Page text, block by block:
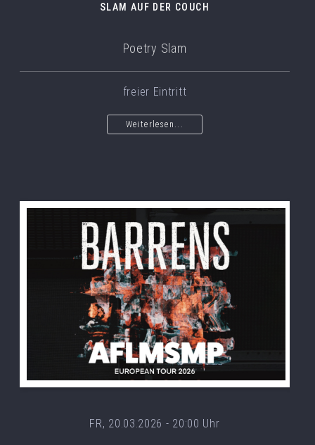
SLAM AUF DER COUCH
Poetry Slam
freier Eintritt
Weiterlesen...
FR, 20.03.2026 - 20:00 Uhr